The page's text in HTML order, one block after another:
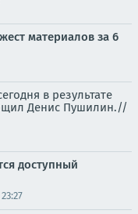
материалов за 6
в результате
Денис Пушилин.//
доступный